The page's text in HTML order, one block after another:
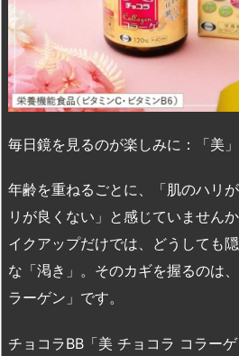
毎日鏡を見るのが楽しみに：「美
年齢を重ねるごとに、「肌のハリ
リが良くない」と感じていません
イクアップだけでは、どうしても
な「渇き」。そのカギを握るのは
ラーゲン」です。
チョコラBB「美 チョコラ コラー